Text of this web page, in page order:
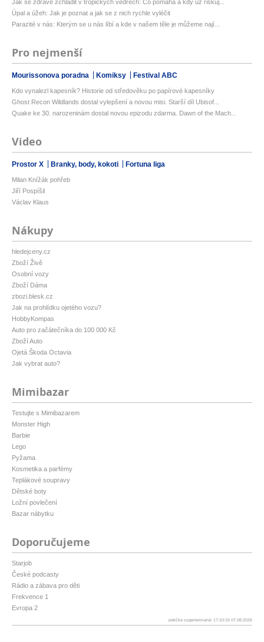
Jak se zdravě zchladit v tropických vedrech: Co pomáhá a kdy už riskuj...
Úpal a úžeh: Jak je poznat a jak se z nich rychle vyléčit
Parazité v nás: Kterým se u nás líbí a kde v našem těle je můžeme nají...
Pro nejmenší
Mourissonova poradna Komiksy Festival ABC
Kdo vynalezl kapesník? Historie od středověku po papírové kapesníky
Ghost Recon Wildlands dostal vylepšení a novou misi. Starší díl Ubisof...
Quake ke 30. narozeninám dostal novou epizodu zdarma. Dawn of the Mach...
Video
Prostor X Branky, body, kokoti Fortuna liga
Milan Knížák pohřeb
Jiří Pospíšil
Václav Klaus
Nákupy
hledejceny.cz
Zboží Živě
Osobní vozy
Zboží Dáma
zbozi.blesk.cz
Jak na prohlídku ojetého vozu?
HobbyKompas
Auto pro začátečníka do 100 000 Kč
Zboží Auto
Ojetá Škoda Octavia
Jak vybrat auto?
Mimibazar
Testujte s Mimibazarem
Monster High
Barbie
Lego
Pyžama
Kosmetika a parfémy
Teplákové soupravy
Dětské boty
Ložní povlečení
Bazar nábytku
Doporučujeme
Starjob
České podcasty
Rádio a zábava pro děti
Frekvence 1
Evropa 2
patička vygenerovaná: 17:10:16 07.08.2026